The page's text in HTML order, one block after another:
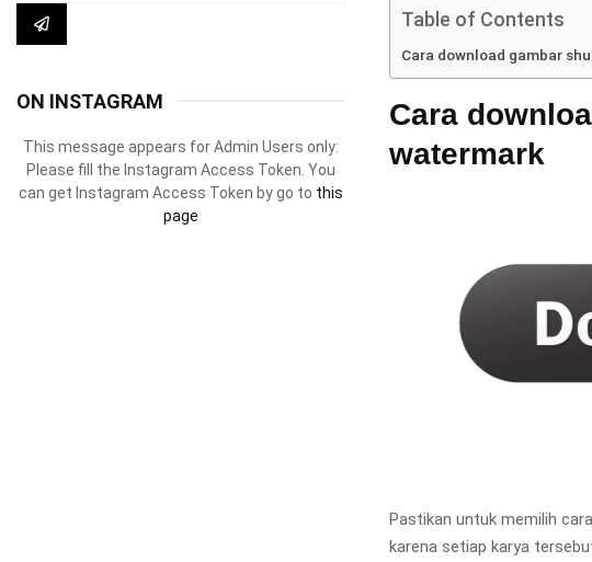
Table of Contents
Cara download gambar
Cara
watermark
Pastikan untuk memilih
karena setiap karya
ON INSTAGRAM
This message appears for Admin Users only:
Please fill the Instagram Access Token. You
can get Instagram Access Token by go to this
page